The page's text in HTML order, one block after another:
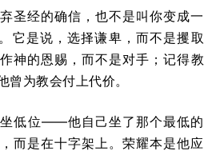
圣经的确信，也不是叫你变成一
它是说，选择谦卑，而不是攫取
神的恩赐，而不是对手；记得教
曾为教会付上代价。
低位——他自己坐了那个最低的
而是在十字架上。荣耀本是他应